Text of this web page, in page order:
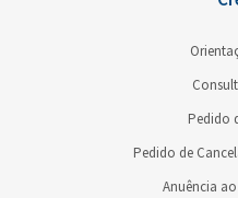
Pedido
Pedido de
Anuência